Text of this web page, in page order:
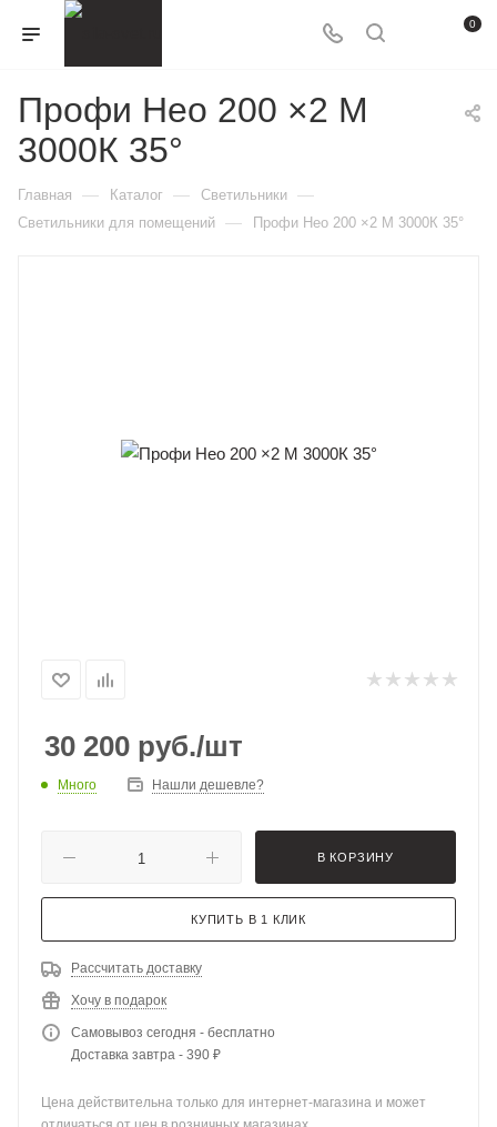
0
Профи Нео 200 ×2 M
3000К 35°
Главная — Каталог — Светильники —
Светильники для помещений — Профи Нео 200 ×2 M 3000К 35°
30 200 руб./шт
Много Нашли дешевле?
В КОРЗИНУ
КУПИТЬ В 1 КЛИК
Рассчитать доставку
Хочу в подарок
Самовывоз сегодня - бесплатно
Доставка завтра - 390 ₽
Цена действительна только для интернет-магазина и может